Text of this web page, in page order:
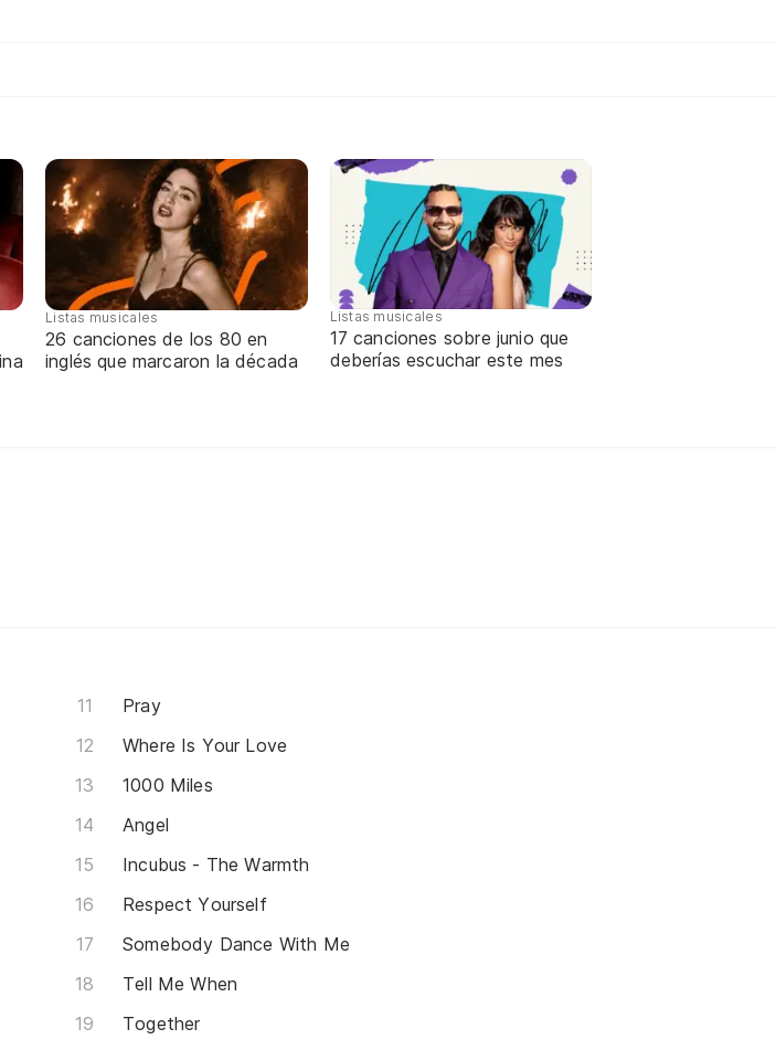
Listas musicales
26 canciones de los 80 en
inglés que marcaron la década
Listas musicales
17 canciones sobre junio que
deberías escuchar este mes
Pray
Where Is Your Love
1000 Miles
Angel
Incubus - The Warmth
Respect Yourself
Somebody Dance With Me
Tell Me When
Together